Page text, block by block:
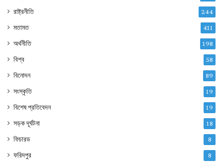
রাষ্ট্রনীতি 244
মতামত 411
অর্থনীতি 198
বিশ্ব 58
বিনোদন 89
সংস্কৃতি 19
বিশেষ প্রতিবেদন 19
সড়ক দূর্ঘটনা 18
ফিচারড 8
ফরিদপুর 8